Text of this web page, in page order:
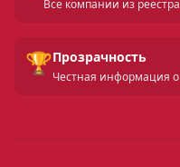
Все компании из
🏆Прозрачность
Честная информация о